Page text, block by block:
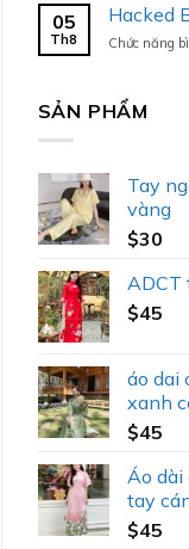
05
Th8
Hacked
Chức năng
SẢN PHẨM
Tay
vàng
$30
ADCT
$45
áo dai
xanh
$45
Áo dài
tay
$45